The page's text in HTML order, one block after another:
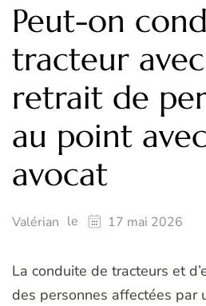
Peut-on
tracteur
retrait de
au point
avocat
Valérian le 17 mai 2026
La conduite de tracteurs et
des personnes affectées par